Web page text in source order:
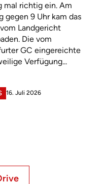
mal richtig ein. Am
gegen 9 Uhr kam das
Landgericht
Die vom
GC eingereichte
Verfügung...
16. Juli 2026